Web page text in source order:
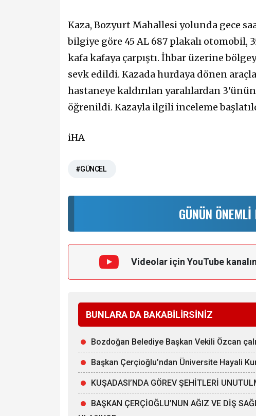
Kaza, Bozyurt Mahallesi yolunda gece
bilgiye göre 45 AL 687 plakalı otomobil,
kafa kafaya çarpıştı. İhbar üzerine
sevk edildi. Kazada hurdaya dönen
hastaneye kaldırılan yaralılardan
öğrenildi. Kazayla ilgili inceleme
iHA
#GÜNCEL
GÜNÜN
Videolar için YouTube
BUNLARA DA BAKABİLİRSİNİZ
Bozdoğan Belediye Başkan Vekili Özcan
Başkan Çerçioğlu’ndan Üniversite Hayali
KUŞADASI’NDA GÖREV ŞEHİTLERİ
BAŞKAN ÇERÇİOĞLU’NUN AĞIZ VE DİŞ